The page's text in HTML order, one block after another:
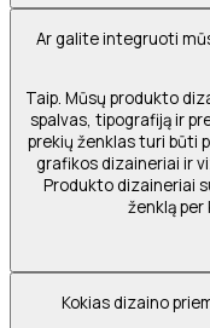
Ar galite integruoti
Taip. Mūsų produkto
spalvas, tipografiją ir
prekių ženklas turi būti
grafikos dizaineriai ir
Produkto dizaineriai
ženklą per
Kokias dizaino